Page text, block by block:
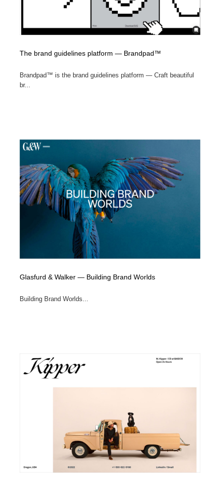
The brand guidelines platform — Brandpad™
Brandpad™ is the brand guidelines platform — Craft beautiful
br...
Glasfurd & Walker — Building Brand Worlds
Building Brand Worlds...